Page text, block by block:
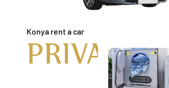
Konya rent a car